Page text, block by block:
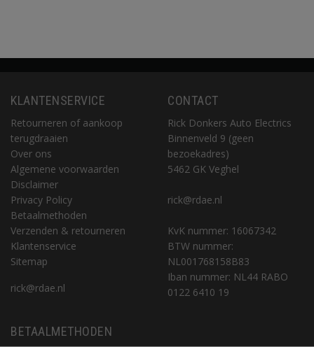
KLANTENSERVICE
Retourneren of aankoop
terugdraaien
Over ons
Algemene voorwaarden
Disclaimer
Privacy Policy
Betaalmethoden
Verzenden & retourneren
Klantenservice
Sitemap
rick@rdae.nl
CONTACT
Rick Donkers Auto Electrics
Binnenveld 9 (geen
bezoekadres)
5462 GK Veghel
rick@rdae.nl
KvK nummer: 16067342
BTW nummer:
NL001768158B83
Iban nummer: NL44 RABO
0122 6410 19
BETAALMETHODEN